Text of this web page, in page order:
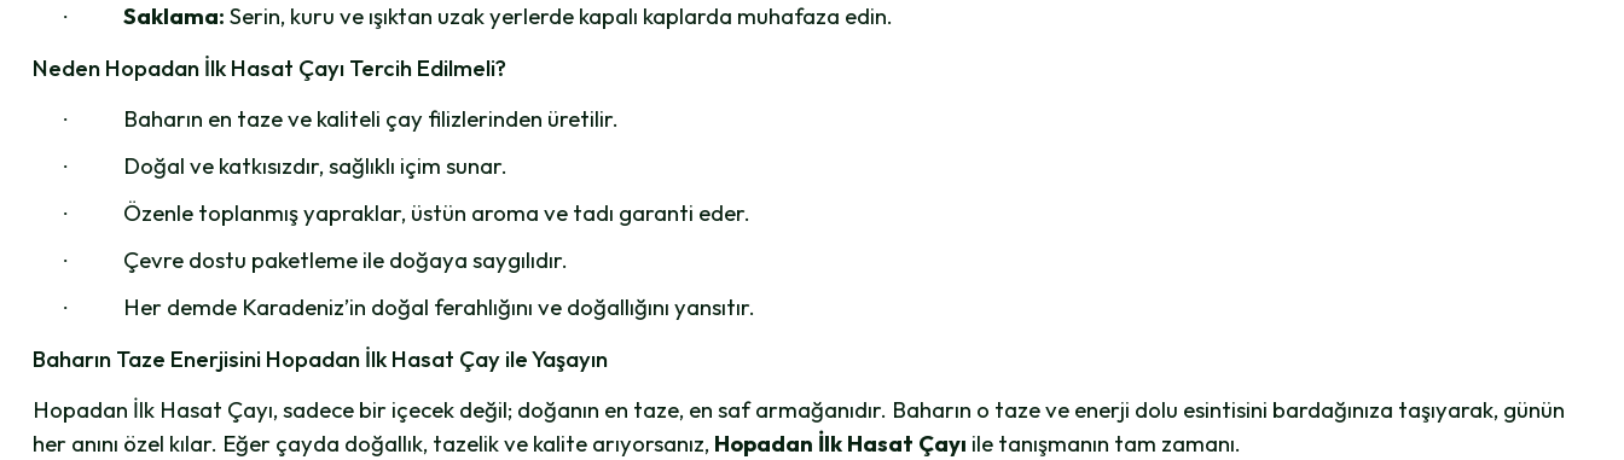
· Saklama: Serin, kuru ve ışıktan uzak yerlerde kapalı kaplarda muhafaza edin.
Neden Hopadan İlk Hasat Çayı Tercih Edilmeli?
· Baharın en taze ve kaliteli çay filizlerinden üretilir.
· Doğal ve katkısızdır, sağlıklı içim sunar.
· Özenle toplanmış yapraklar, üstün aroma ve tadı garanti eder.
· Çevre dostu paketleme ile doğaya saygılıdır.
·
Her demde Karadeniz’in doğal ferahlığını ve doğallığını yansıtır.
Baharın Taze Enerjisini Hopadan İlk Hasat Çay ile Yaşayın
Hopadan İlk Hasat Çayı, sadece bir içecek değil; doğanın en taze, en saf armağanıdır. Baharın o taze ve enerji dolu esintisini bardağınıza taşıyarak, günün
her anını özel kılar. Eğer çayda doğallık, tazelik ve kalite arıyorsanız, Hopadan İlk Hasat Çayı ile tanışmanın tam zamanı.